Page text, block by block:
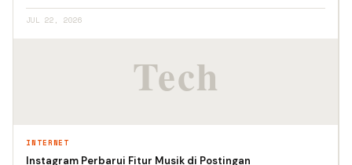
JUL 22, 2026
INTERNET
Instagram Perbarui Fitur Musik di Postingan